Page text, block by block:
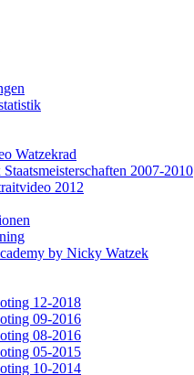
Watzekrad
2007-2010
2012
by Nicky Watzek
12-2018
09-2016
08-2016
05-2015
10-2014